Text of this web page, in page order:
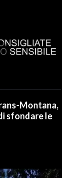
Montana,
sfondare le